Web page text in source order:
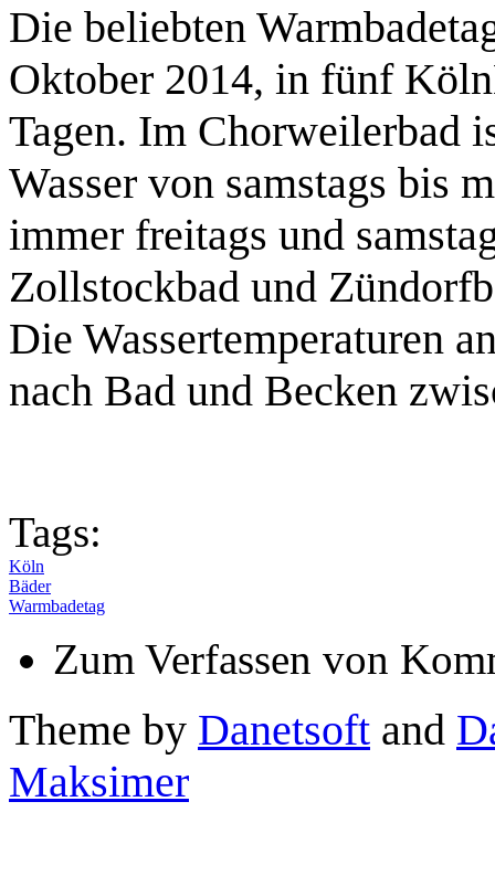
Die beliebten
Oktober 2014, in fünf
Tagen. Im Chorweilerbad
Wasser von samstags bis
immer freitags und
Zollstockbad und
Die Wassertemperaturen
nach Bad und Becken
Tags:
Köln
Bäder
Warmbadetag
Zum Verfassen von
Theme by Danetsoft and
Maksimer